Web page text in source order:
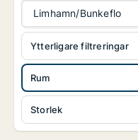
Limhamn/Bunkeflo
Rum
Storlek
Ytterligare filtreringar